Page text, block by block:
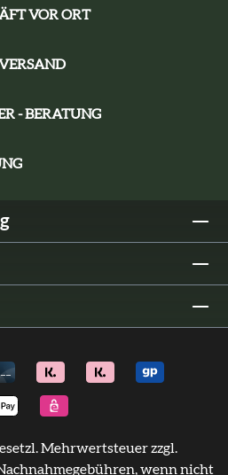
VOR ORT
- BERATUNG
Mehrwertsteuer zzgl.
wenn nicht